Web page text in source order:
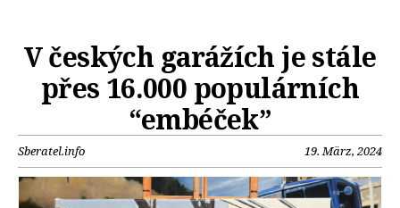
V českých garážích je stále
přes 16.000 populárních
“embéček”
Sberatel.info 19. März, 2024